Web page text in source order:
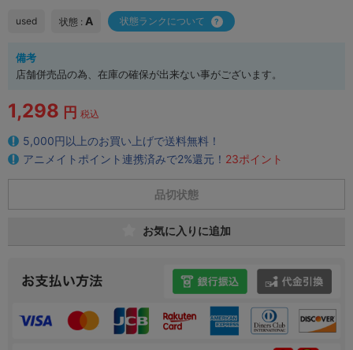
used 状態 : A 状態ランクについて
備考
店舗併売品の為、在庫の確保が出来ない事がございます。
1,298 円 税込
5,000円以上のお買い上げで送料無料！
アニメイトポイント連携済みで2%還元！ 23ポイント
品切状態
お気に入りに追加